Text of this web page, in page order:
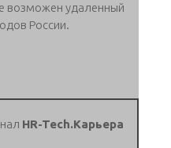
возможен удаленный
России.
HR-Tech.Карьера